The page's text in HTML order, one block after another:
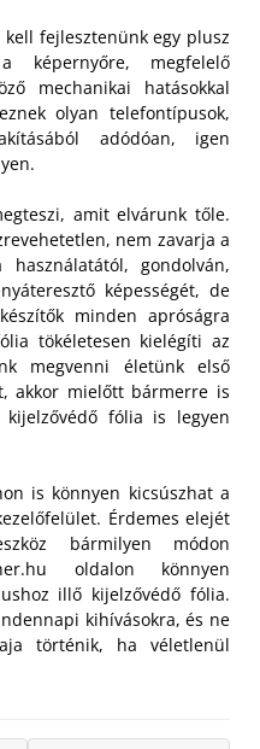
fejlesztenünk egy plusz
képernyőre, megfelelő
mechanikai hatásokkal
olyan telefontípusok,
adódóan, igen
amit elvárunk tőle.
nem zavarja a
használatától, gondolván,
képességét, de
minden apróságra
tökéletesen kielégíti az
megvenni életünk első
akkor mielőtt bármerre is
fólia is legyen
is könnyen kicsúszhat a
Érdemes elejét
bármilyen módon
oldalon könnyen
illő kijelzővédő fólia.
kihívásokra, és ne
történik, ha véletlenül